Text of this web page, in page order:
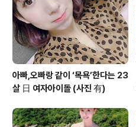
아빠,오빠랑 같이 ‘목욕’한다는 23
살 日 여자아이돌 (사진 有)